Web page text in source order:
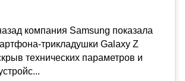
компания Samsung показала
трикладушки Galaxy Z
технических параметров и